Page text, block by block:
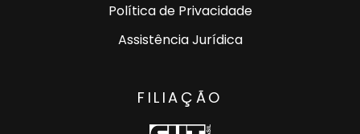
Política de Privacidade
Assistência Jurídica
FILIAÇÃO